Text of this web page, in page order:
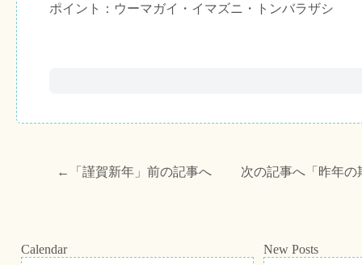
ポイント：ウーマガイ・イマズニ・トンバラザシ
←「 謹賀新年 」前の記事へ 次の記事へ「 昨年の
Calendar New Posts